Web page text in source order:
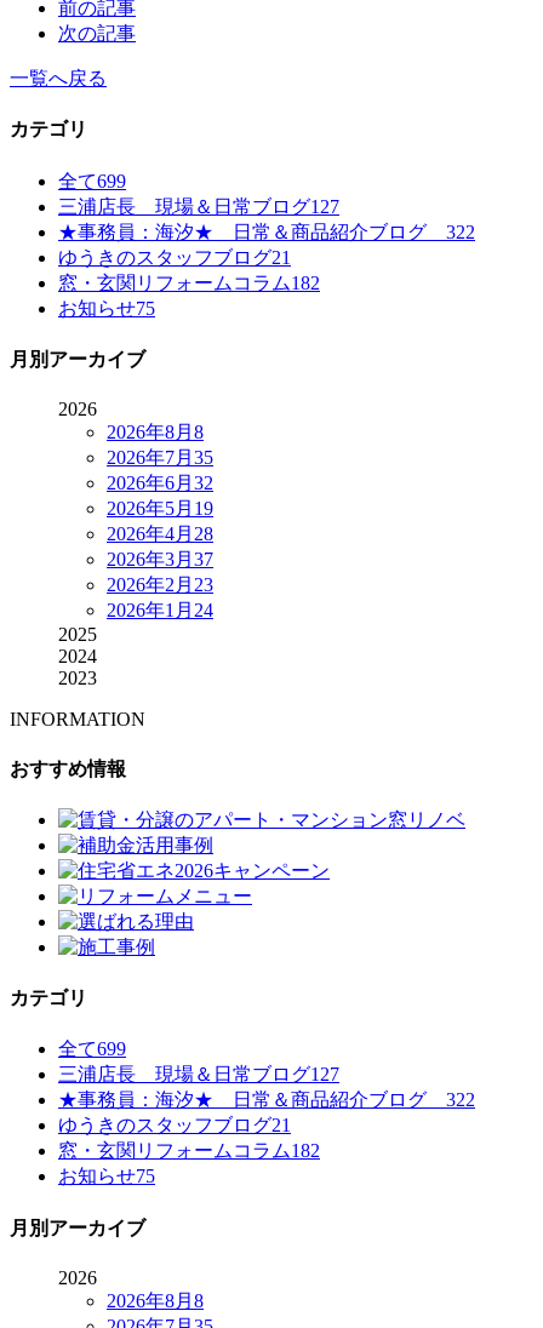
前の記事
次の記事
一覧へ戻る
カテゴリ
全て699
三浦店長 現場＆日常ブログ127
★事務員：海汐★ 日常＆商品紹介ブログ 322
ゆうきのスタッフブログ21
窓・玄関リフォームコラム182
お知らせ75
月別アーカイブ
2026
2026年8月 8
2026年7月 35
2026年6月 32
2026年5月 19
2026年4月 28
2026年3月 37
2026年2月 23
2026年1月 24
2025
2024
2023
INFORMATION
おすすめ情報
カテゴリ
全て699
三浦店長 現場＆日常ブログ127
★事務員：海汐★ 日常＆商品紹介ブログ 322
ゆうきのスタッフブログ21
窓・玄関リフォームコラム182
お知らせ75
月別アーカイブ
2026
2026年8月 8